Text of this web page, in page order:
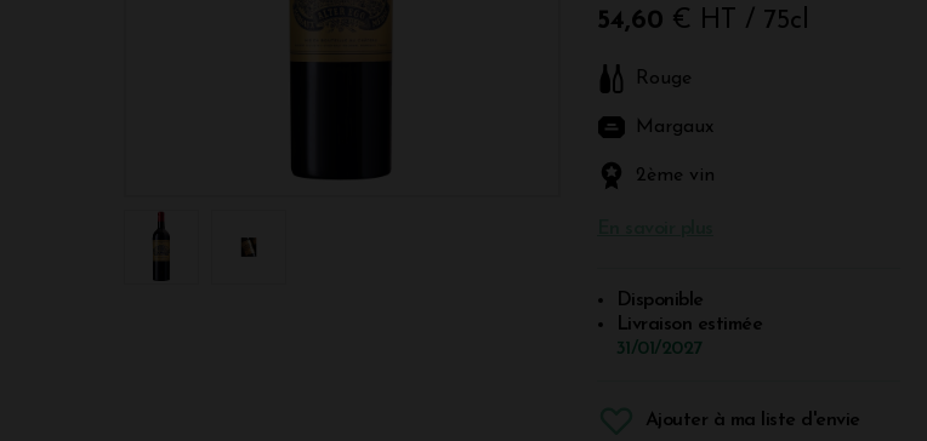
54,60 € HT / 75cl
Rouge
Margaux
2ème vin
Disponible
Livraison estimée
31/01/2027
Ajouter à ma liste d'envie